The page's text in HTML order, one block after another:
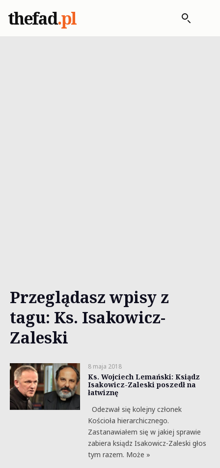
thefad.pl
Przeglądasz wpisy z
tagu: Ks. Isakowicz-
Zaleski
8 maja 2018
Ks. Wojciech Lemański: Ksiądz
Isakowicz-Zaleski poszedł na
łatwiznę
Odezwał się kolejny członek
Kościoła hierarchicznego.
Zastanawiałem się w jakiej sprawie
zabiera ksiądz Isakowicz-Zaleski głos
tym razem. Może »